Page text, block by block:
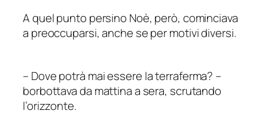
A quel punto persino Noè, però, cominciava
a preoccuparsi, anche se per motivi diversi.
– Dove potrà mai essere la terraferma? –
borbottava da mattina a sera, scrutando
l’orizzonte.